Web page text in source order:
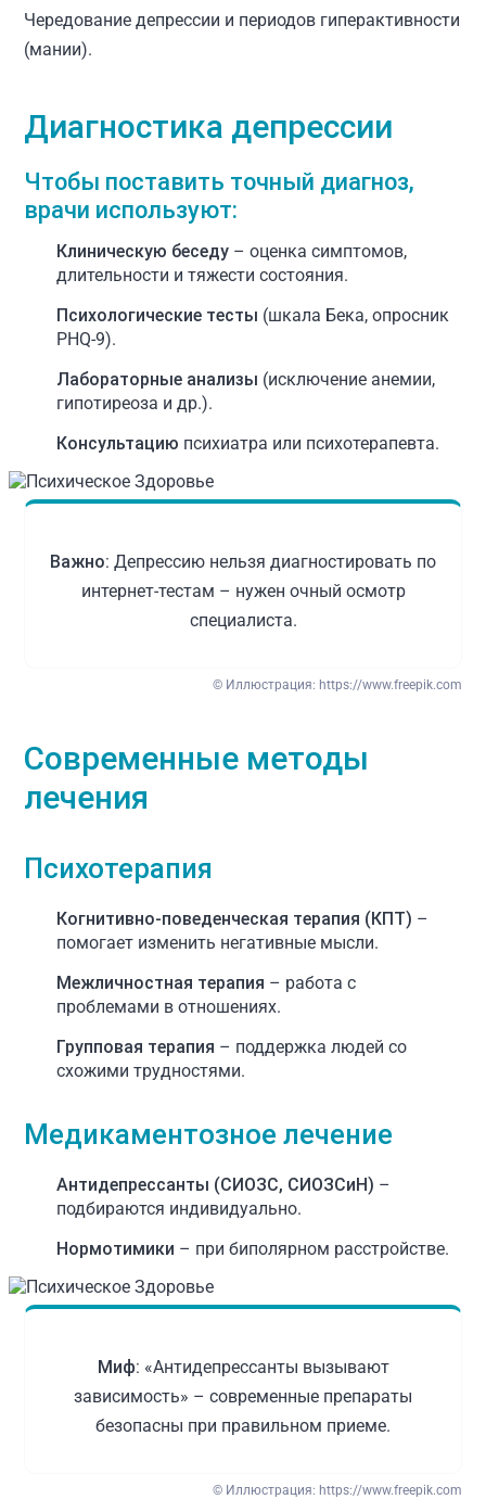
Чередование депрессии и периодов гиперактивности
(мании).
Диагностика депрессии
Чтобы поставить точный диагноз,
врачи используют:
Клиническую беседу – оценка симптомов,
длительности и тяжести состояния.
Психологические тесты (шкала Бека, опросник
PHQ-9).
Лабораторные анализы (исключение анемии,
гипотиреоза и др.).
Консультацию психиатра или психотерапевта.
Важно: Депрессию нельзя диагностировать по
интернет-тестам – нужен очный осмотр
специалиста.
© Иллюстрация: https://www.freepik.com
Современные методы
лечения
Психотерапия
Когнитивно-поведенческая терапия (КПТ) –
помогает изменить негативные мысли.
Межличностная терапия – работа с
проблемами в отношениях.
Групповая терапия – поддержка людей со
схожими трудностями.
Медикаментозное лечение
Антидепрессанты (СИОЗС, СИОЗСиН) –
подбираются индивидуально.
Нормотимики – при биполярном расстройстве.
Миф: «Антидепрессанты вызывают
зависимость» – современные препараты
безопасны при правильном приеме.
© Иллюстрация: https://www.freepik.com